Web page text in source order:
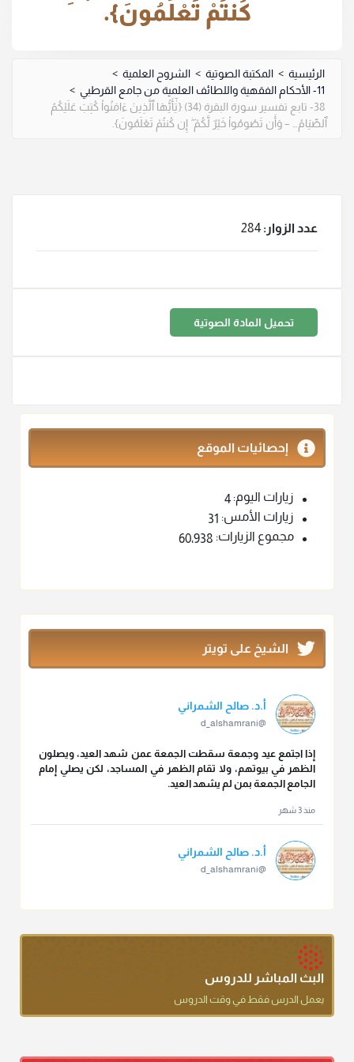
كُنتُمْ تَعْلَمُونَ}.
الرئيسية > المكتبة الصوتية > الشروح العلمية >
11- الأحكام الفقهية واللطائف العلمية من جامع القرطبي
>
38- تابع تفسير سورة البقرة (34) {يَٰٓأَيُّهَا ٱلَّذِينَ ءَامَنُواْ كُتِبَ عَلَيْكُمُ
ٱلصِّيَامُ… – وَأَن تَصُومُواْ خَيْرٌ لَّكُمْ ۖ إِن كُنتُمْ تَعْلَمُونَ}.
عدد الزوار:284
تحميل المادة الصوتية
إحصائيات الموقع
زيارات اليوم: 4
زيارات الأمس: 31
مجموع الزيارات: 60٬938
الشيخ على تويتر
أ.د. صالح الشمراني
@d_alshamrani
إذا اجتمع عيد وجمعة سقطت الجمعة عمن شهد العيد، ويصلون
الظهر في بيوتهم، ولا تقام الظهر في المساجد، لكن يصلي إمام
الجامع الجمعة بمن لم يشهد العيد.
منذ 3 شهر
أ.د. صالح الشمراني
@d_alshamrani
كنت أظن أن الله بقي يخلق مثلك.
دعاء ختم القرآن في الصلاة أقرب إلى البدعة
البث المباشر للدروس
يعمل الدرس فقط في وقت الدروس